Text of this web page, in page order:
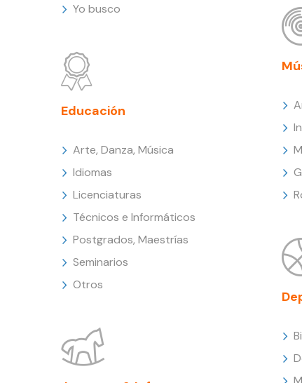
Yo busco
Educación
Arte, Danza, Música
Idiomas
Licenciaturas
Técnicos e Informáticos
Postgrados, Maestrías
Seminarios
Otros